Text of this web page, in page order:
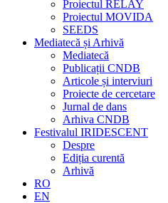
Proiectul RELAY
Proiectul MOVIDA
SEEDS
Mediatecă și Arhivă
Mediatecă
Publicații CNDB
Articole și interviuri
Proiecte de cercetare
Jurnal de dans
Arhiva CNDB
Festivalul IRIDESCENT
Despre
Ediția curentă
Arhivă
RO
EN